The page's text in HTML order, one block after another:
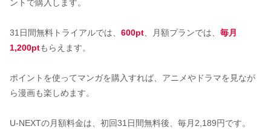
ントで購入します。
31日間無料トライアルでは、 600pt 、月額プランでは、 毎月
1,200ptもらえます。
ポイントを使ってマンガを購入すれば、アニメやドラマを見なが
ら漫画も楽しめます。
U-NEXTの月額料金は、初回31日間無料後、毎月2,189円です。